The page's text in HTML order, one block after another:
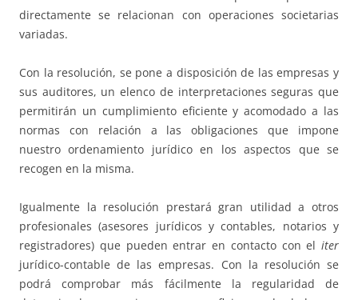
directamente se relacionan con operaciones societarias
variadas.
Con la resolución, se pone a disposición de las empresas y
sus auditores, un elenco de interpretaciones seguras que
permitirán un cumplimiento eficiente y acomodado a las
normas con relación a las obligaciones que impone
nuestro ordenamiento jurídico en los aspectos que se
recogen en la misma.
Igualmente la resolución prestará gran utilidad a otros
profesionales (asesores jurídicos y contables, notarios y
registradores) que pueden entrar en contacto con el iter
jurídico-contable de las empresas. Con la resolución se
podrá comprobar más fácilmente la regularidad de